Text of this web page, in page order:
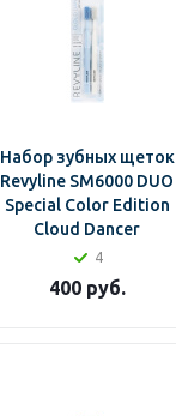
Набор зубных щеток
Revyline SM6000 DUO
Special Color Edition
Cloud Dancer
4
400руб.